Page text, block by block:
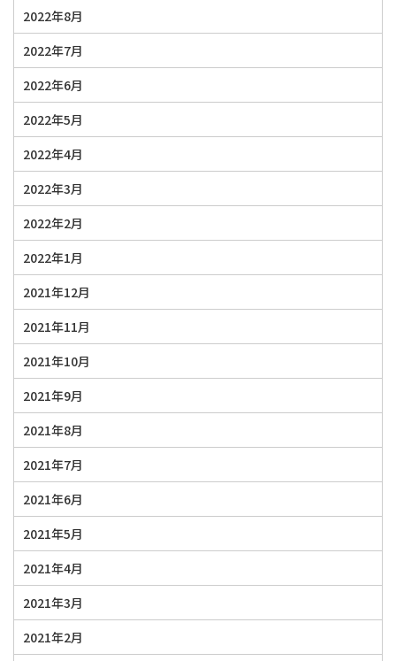
2022年8月
2022年7月
2022年6月
2022年5月
2022年4月
2022年3月
2022年2月
2022年1月
2021年12月
2021年11月
2021年10月
2021年9月
2021年8月
2021年7月
2021年6月
2021年5月
2021年4月
2021年3月
2021年2月